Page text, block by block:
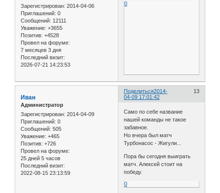
Зарегистрирован: 2014-04-06
Приглашений: 0
Сообщений: 12111
Уважение: +3655
Позитив: +4528
Провел на форуме:
7 месяцев 3 дня
Последний визит:
2026-07-21 14:23:53
0
Поделиться 13
2014-
04-09 17:01:42
Иван
Администратор
Зарегистрирован: 2014-04-09
Приглашений: 0
Сообщений: 505
Уважение: +465
Позитив: +726
Провел на форуме:
25 дней 5 часов
Последний визит:
2022-08-15 23:13:59
Само по себе название
нашей команды не такое
забавное.
Но вчера был матч
Турбонасос - Жигули...
Пора бы сегодня выиграть
матч. Алексей стоит на
победу.
0